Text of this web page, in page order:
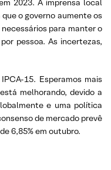
2023. A imprensa local
o governo aumente os
para manter o
pessoa. As incertezas,
15. Esperamos mais
melhorando, devido a
e uma política
de mercado prevê
6,85% em outubro.